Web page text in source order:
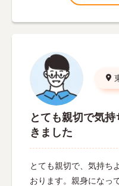
とても親切で気
きました
とても親切で、気持ち
おります。親身になっ